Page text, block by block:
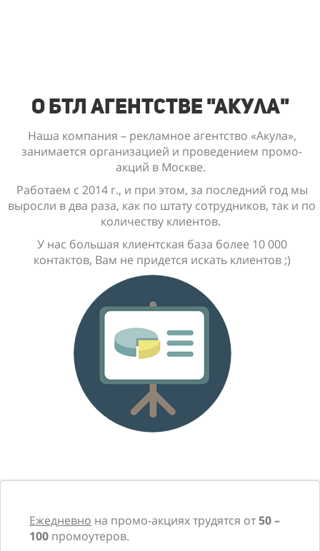
О БТЛ Агентстве "Акула"
Наша компания – рекламное агентство «Акула»,
занимается организацией и проведением промо-
акций в Москве.
Работаем с 2014 г., и при этом, за последний год мы
выросли в два раза, как по штату сотрудников, так и по
количеству клиентов.
У нас большая клиентская база более 10 000
контактов, Вам не придется искать клиентов ;)
Ежедневно на промо-акциях трудятся от50 –
100 промоутеров.